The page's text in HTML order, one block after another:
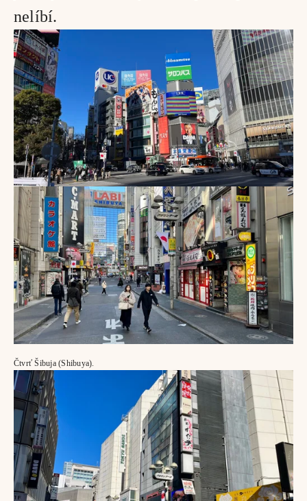
nelíbí.
Čtvrť Šibuja (Shibuya).